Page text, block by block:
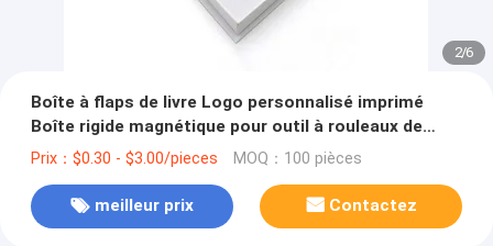
2/6
Boîte à flaps de livre Logo personnalisé imprimé
Boîte rigide magnétique pour outil à rouleaux de
Guasha Jade Gua Sha
Prix：$0.30 - $3.00/pieces MOQ：100 pièces
meilleur prix Contactez